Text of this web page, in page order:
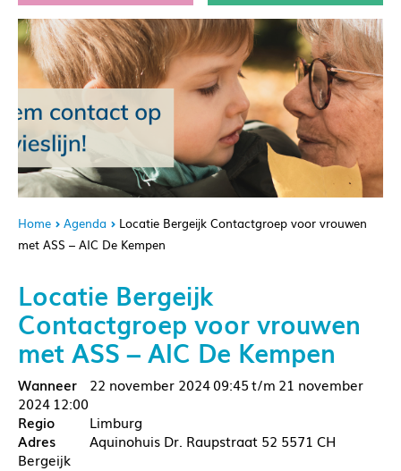
Home Agenda
Locatie Bergeijk Contactgroep voor vrouwen
met ASS – AIC De Kempen
Locatie Bergeijk
Contactgroep voor vrouwen
met ASS – AIC De Kempen
22 november 202409:45
21 november
2024 12:00
Limburg
Aquinohuis Dr. Raupstraat 52 5571 CH
Bergeijk